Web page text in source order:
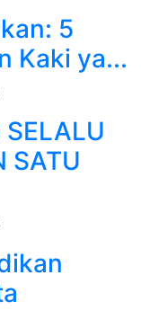
5
Kaki ya...
SELALU
SATU